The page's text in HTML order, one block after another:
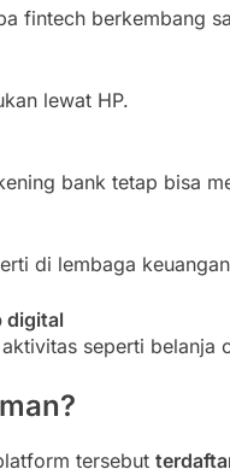
fintech berkembang
lewat HP.
bank tetap bisa
di lembaga
digital
seperti belanja
tersebut